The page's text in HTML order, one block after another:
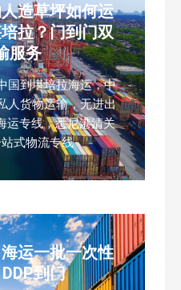
造草坪如何运
拉？门到门双
服务
国到堪培拉海运，中
人货物运输，无进出
运专线，悉尼港清关
式物流专线
运一批一次性
到门